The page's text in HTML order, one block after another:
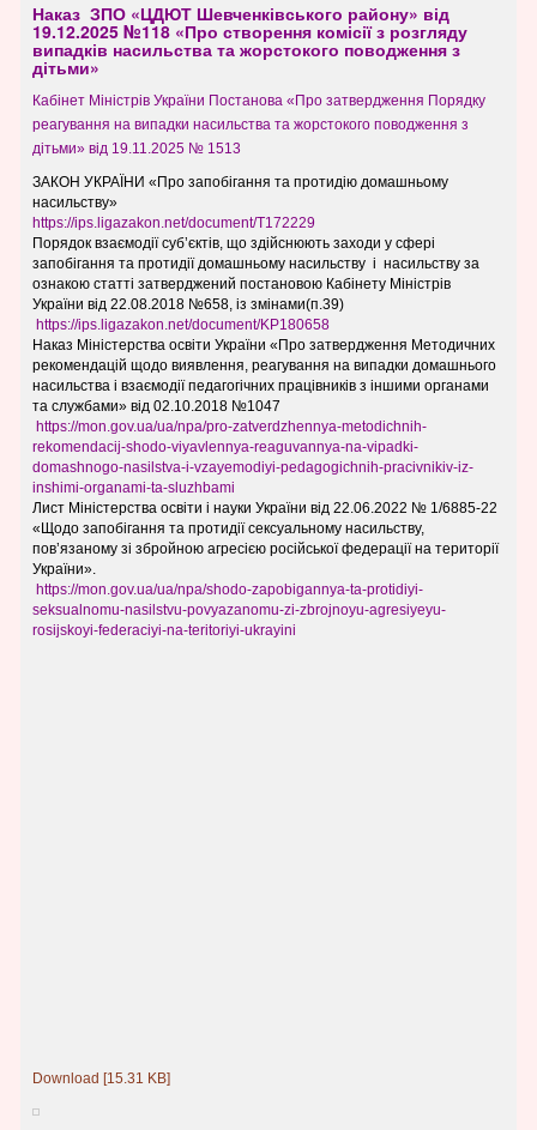
Наказ ЗПО «ЦДЮТ Шевченківського району» від
19.12.2025 №118 «Про створення комісії з розгляду
випадків насильства та жорстокого поводження з
дітьми»
Кабінет Міністрів України Постанова «Про затвердження Порядку
реагування на випадки насильства та жорстокого поводження з
дітьми» від 19.11.2025 № 1513
ЗАКОН УКРАЇНИ « Про запобігання та протидію домашньому
насильству»
https://ips.ligazakon.net/document/T172229
Порядок взаємодії суб’єктів, що здійснюють заходи у сфері
запобігання та протидії домашньому насильству і насильству за
ознакою статті затверджений постановою Кабінету Міністрів
України від 22.08.2018 №658, із змінами(п.39)
https://ips.ligazakon.net/document/KP180658
Наказ Міністерства освіти України «Про затвердження Методичних
рекомендацій щодо виявлення, реагування на випадки домашнього
насильства і взаємодії педагогічних працівників з іншими органами
та службами» від 02.10.2018 №1047
https://mon.gov.ua/ua/npa/pro-zatverdzhennya-metodichnih-
rekomendacij-shodo-viyavlennya-reaguvannya-na-vipadki-
domashnogo-nasilstva-i-vzayemodiyi-pedagogichnih-pracivnikiv-iz-
inshimi-organami-ta-sluzhbami
Лист Міністерства освіти і науки України від 22.06.2022 № 1/6885-22
«Щодо запобігання та протидії сексуальному насильству,
пов’язаному зі збройною агресією російської федерації на території
України».
https://mon.gov.ua/ua/npa/shodo-zapobigannya-ta-protidiyi-
seksualnomu-nasilstvu-povyazanomu-zi-zbrojnoyu-agresiyeyu-
rosijskoyi-federaciyi-na-teritoriyi-ukrayini
Download [15.31 KB]